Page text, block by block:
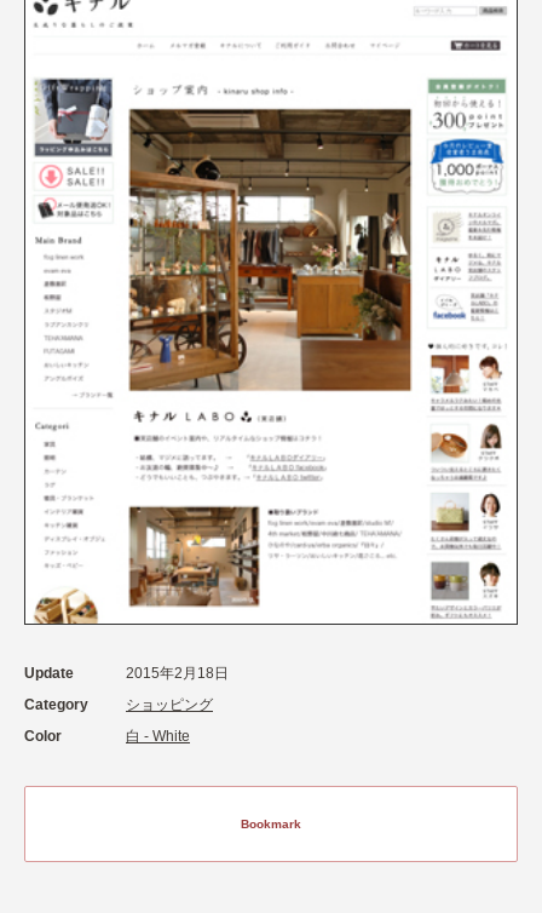
Update
2015年2月18日
Category
ショッピング
Color
白 - White
Bookmark